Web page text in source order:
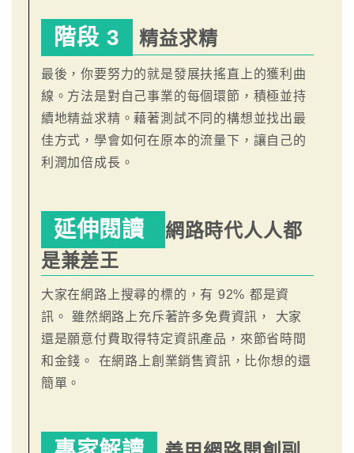
階段 3 精益求精
最後，你要努力的就是發展扶搖直上的獲利曲
線。方法是對自己事業的每個環節，積極並持
續地精益求精。藉著測試不同的構想並找出最
佳方式，學會如何在原本的流量下，讓自己的
利潤加倍成長。
延伸閱讀
網路時代人人都
是兼差王
大家在網路上搜尋的標的，有 92% 都是資
訊。 雖然網路上充斥著許多免費資訊， 大家
還是願意付費取得特定資訊產品，來節省時間
和金錢。 在網路上創業銷售資訊，比你想的還
簡單。